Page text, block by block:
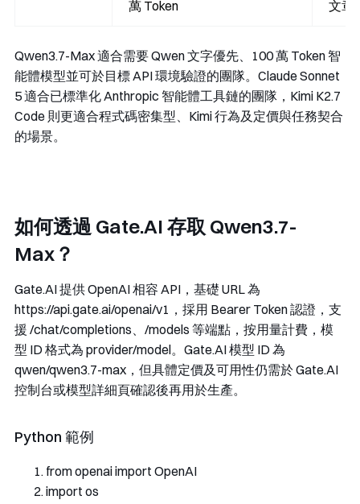
萬 Token 文章
Qwen3.7-Max 適合需要 Qwen 文字優先、100 萬 Token 智
能體模型並可於目標 API 環境驗證的團隊。Claude Sonnet
5 適合已標準化 Anthropic 智能體工具鏈的團隊，Kimi K2.7
Code 則更適合程式碼密集型、Kimi 行為及定價與任務契合
的場景。
如何透過 Gate.AI 存取 Qwen3.7-
Max？
Gate.AI 提供 OpenAI 相容 API，基礎 URL 為
https://api.gate.ai/openai/v1 ，採用 Bearer Token 認證，支
援 /chat/completions、 /models 等端點，按用量計費，模
型 ID 格式為 provider/model。Gate.AI 模型 ID 為
qwen/qwen3.7-max ，但具體定價及可用性仍需於 Gate.AI
控制台或模型詳細頁確認後再用於生產。
Python 範例
from openai import OpenAI
import os